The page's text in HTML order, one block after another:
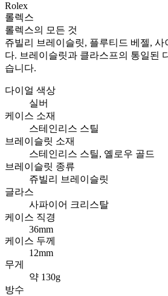
Rolex
롤렉스
롤렉스의 모든 것
쥬빌리 브레이슬릿, 플루티드 베젤,
다. 브레이슬릿과 클라스프의 통일된
습니다.
다이얼 색상
실버
케이스 소재
스테인리스 스틸
브레이슬릿 소재
스테인리스 스틸, 옐로우 골드
브레이슬릿 종류
쥬빌리 브레이슬릿
글라스
사파이어 크리스탈
케이스 직경
36mm
케이스 두께
12mm
무게
약 130g
방수